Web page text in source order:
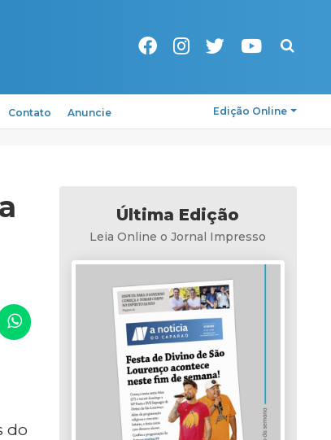
Pesquisa
Contato Anuncie Edição Online
do
Última Edição
Leia Online o Jornal Impresso